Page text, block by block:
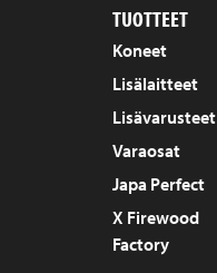
TUOTTEET
Koneet
Lisälaitteet
Lisävarusteet
Varaosat
Japa Perfect
X Firewood
Factory